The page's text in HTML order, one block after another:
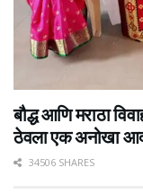
बौद्ध आणि मराठा
ठेवला एक अनोखा
34506 SHARES